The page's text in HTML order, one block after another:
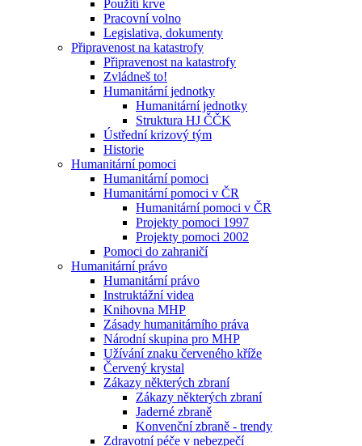
Použití krve
Pracovní volno
Legislativa, dokumenty
Připravenost na katastrofy
Připravenost na katastrofy
Zvládneš to!
Humanitární jednotky
Humanitární jednotky
Struktura HJ ČČK
Ústřední krizový tým
Historie
Humanitární pomoci
Humanitární pomoci
Humanitární pomoci v ČR
Humanitární pomoci v ČR
Projekty pomoci 1997
Projekty pomoci 2002
Pomoci do zahraničí
Humanitární právo
Humanitární právo
Instruktážní videa
Knihovna MHP
Zásady humanitárního práva
Národní skupina pro MHP
Užívání znaku červeného kříže
Červený krystal
Zákazy některých zbraní
Zákazy některých zbraní
Jaderné zbraně
Konvenční zbraně - trendy
Zdravotní péče v nebezpečí